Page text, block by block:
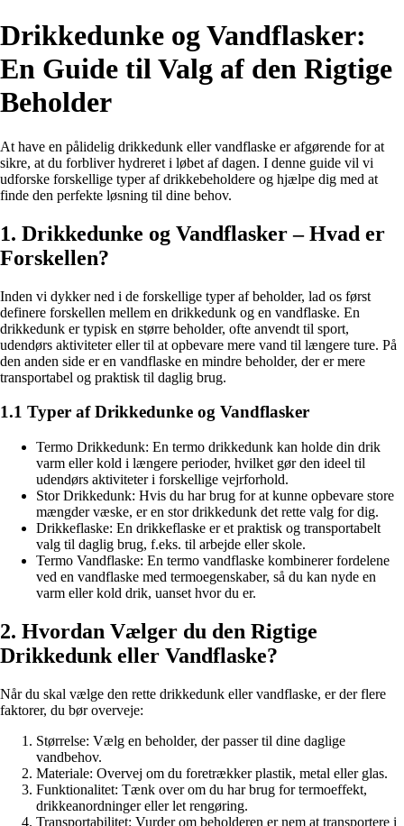
Drikkedunke og Vandflasker:
En Guide til Valg af den Rigtige
Beholder
At have en pålidelig drikkedunk eller vandflaske er afgørende for at
sikre, at du forbliver hydreret i løbet af dagen. I denne guide vil vi
udforske forskellige typer af drikkebeholdere og hjælpe dig med at
finde den perfekte løsning til dine behov.
1. Drikkedunke og Vandflasker – Hvad er
Forskellen?
Inden vi dykker ned i de forskellige typer af beholder, lad os først
definere forskellen mellem en drikkedunk og en vandflaske. En
drikkedunk er typisk en større beholder, ofte anvendt til sport,
udendørs aktiviteter eller til at opbevare mere vand til længere ture. På
den anden side er en vandflaske en mindre beholder, der er mere
transportabel og praktisk til daglig brug.
1.1 Typer af Drikkedunke og Vandflasker
Termo Drikkedunk: En termo drikkedunk kan holde din drik
varm eller kold i længere perioder, hvilket gør den ideel til
udendørs aktiviteter i forskellige vejrforhold.
Stor Drikkedunk: Hvis du har brug for at kunne opbevare store
mængder væske, er en stor drikkedunk det rette valg for dig.
Drikkeflaske: En drikkeflaske er et praktisk og transportabelt
valg til daglig brug, f.eks. til arbejde eller skole.
Termo Vandflaske: En termo vandflaske kombinerer fordelene
ved en vandflaske med termoegenskaber, så du kan nyde en
varm eller kold drik, uanset hvor du er.
2. Hvordan Vælger du den Rigtige
Drikkedunk eller Vandflaske?
Når du skal vælge den rette drikkedunk eller vandflaske, er der flere
faktorer, du bør overveje:
Størrelse: Vælg en beholder, der passer til dine daglige
vandbehov.
Materiale: Overvej om du foretrækker plastik, metal eller glas.
Funktionalitet: Tænk over om du har brug for termoeffekt,
drikkeanordninger eller let rengøring.
Transportabilitet: Vurder om beholderen er nem at transportere i